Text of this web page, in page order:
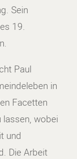
Sein
19.
Paul
in
Facetten
lassen, wobei
und
Die Arbeit